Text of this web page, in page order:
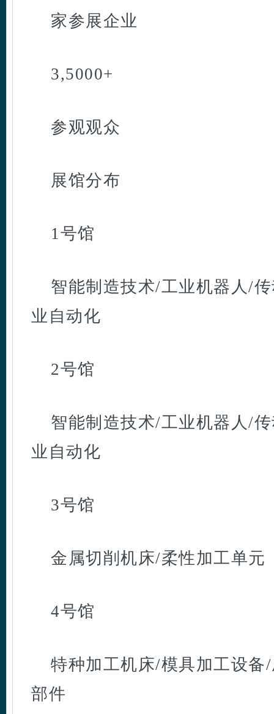
家参展企业
3,5000+
参观观众
展馆分布
1号馆
智能制造技术/工业机器人/
业自动化
2号馆
智能制造技术/工业机器人/
业自动化
3号馆
金属切削机床/柔性加工单元
4号馆
特种加工机床/模具加工设备
部件